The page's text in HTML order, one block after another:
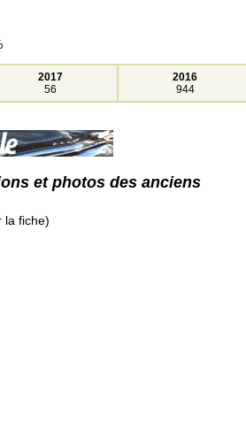
2017
56
2016
944
et photos des anciens
la fiche)